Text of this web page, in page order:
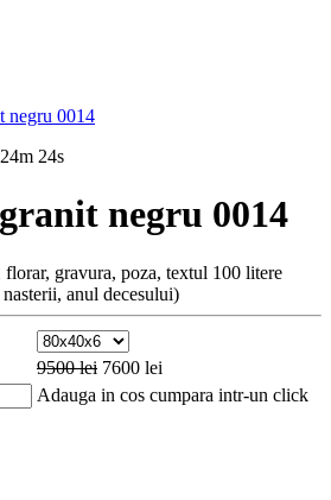
23s
negru 0014
gravura, poza, textul 100 litere
anul decesului)
9500lei 7600 lei
Adauga in cos cumpara intr-un click